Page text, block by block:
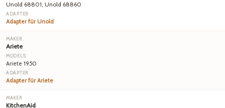
Unold 68801, Unold 68860
Adapter für Unold
Ariete
Ariete 1950
Adapter für Ariete
KitchenAid